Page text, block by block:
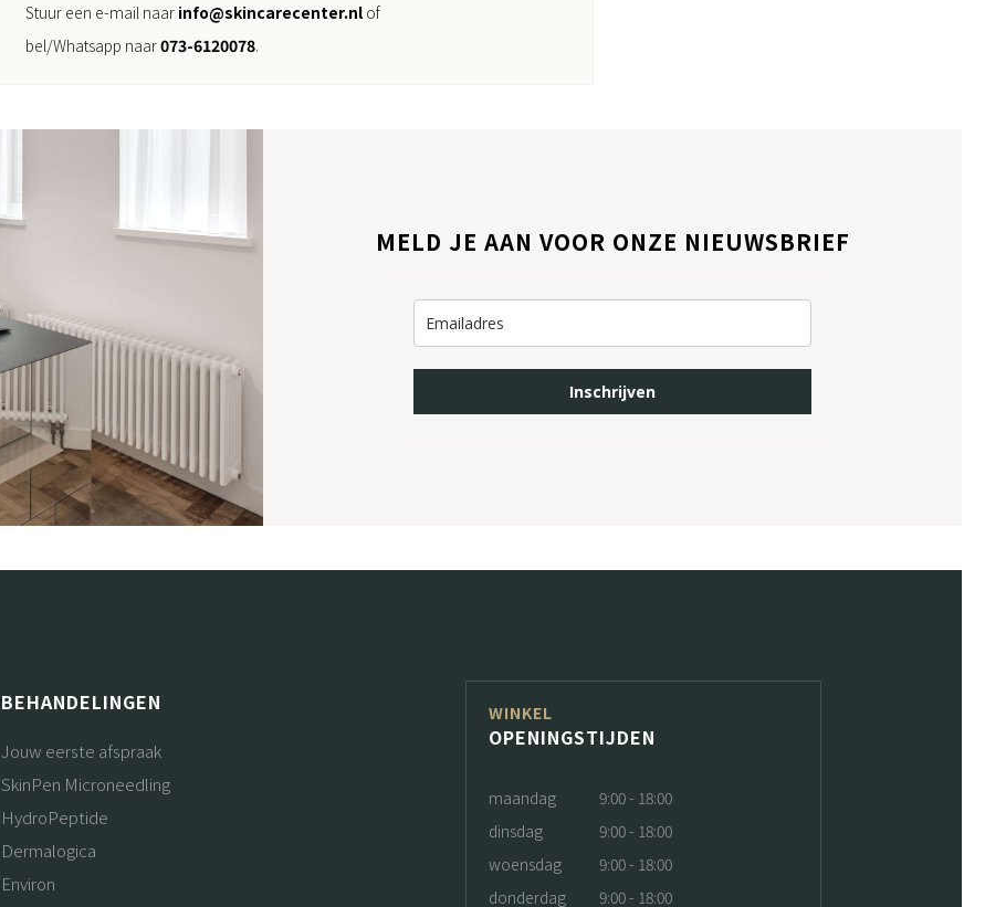
Stuur een e-mail naar info@skincarecenter.nl of
bel/Whatsapp naar073-6120078.
MELD JE AAN VOOR ONZE NIEUWSBRIEF
Inschrijven
BEHANDELINGEN
Jouw eerste afspraak
SkinPen Microneedling
HydroPeptide
Dermalogica
Environ
WINKEL
OPENINGSTIJDEN
maandag
9:00 - 18:00
dinsdag
9:00 - 18:00
woensdag
9:00 - 18:00
donderdag
9:00 - 18:00